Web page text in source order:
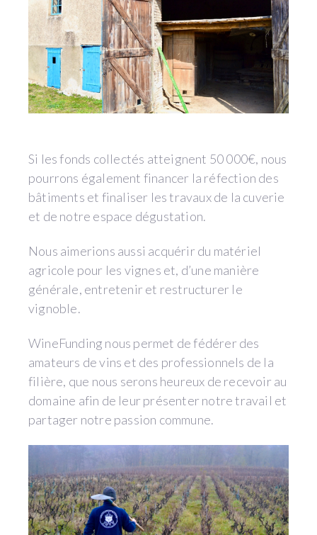
Si les fonds collectés atteignent 50 000€, nous
pourrons également financer la réfection des
bâtiments et finaliser les travaux de la cuverie
et de notre espace dégustation.
Nous aimerions aussi acquérir du matériel
agricole pour les vignes et, d’une manière
générale, entretenir et restructurer le
vignoble.
WineFunding nous permet de fédérer des
amateurs de vins et des professionnels de la
filière, que nous serons heureux de recevoir au
domaine afin de leur présenter notre travail et
partager notre passion commune.